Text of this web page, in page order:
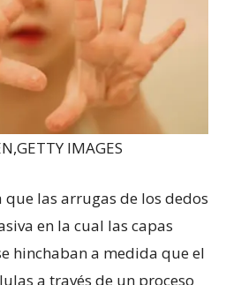
GETTY IMAGES
que las arrugas de los dedos
en la cual las capas
hinchaban a medida que el
a través de un proceso